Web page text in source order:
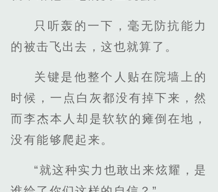
只听轰的一下，毫无防抗能力
的被击飞出去，这也就算了。
关键是他整个人贴在院墙上的
时候，一点白灰都没有掉下来，然
而李杰本人却是软软的瘫倒在地，
没有能够爬起来。
“就这种实力也敢出来炫耀，是